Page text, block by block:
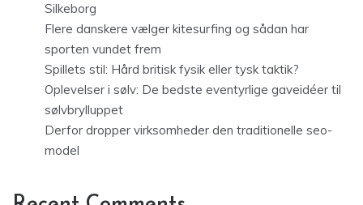
Silkeborg
Flere danskere vælger kitesurfing og sådan har
sporten vundet frem
Spillets stil: Hård britisk fysik eller tysk taktik?
Oplevelser i sølv: De bedste eventyrlige gaveidéer til
sølvbrylluppet
Derfor dropper virksomheder den traditionelle seo-
model